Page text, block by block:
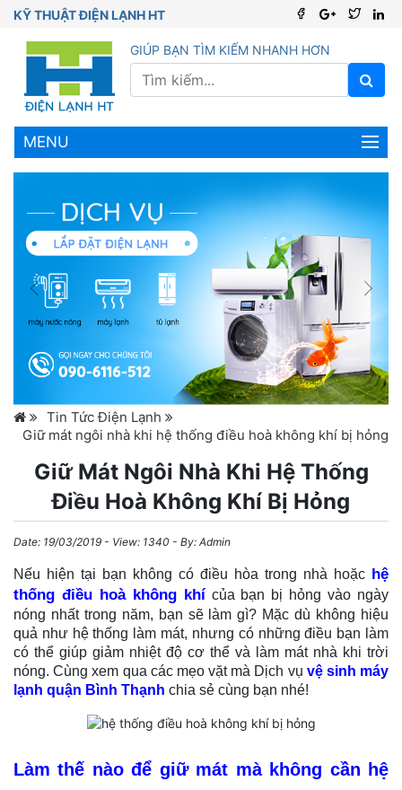
KỸ THUẬT ĐIỆN LẠNH HT
GIÚP BẠN TÌM KIẾM NHANH HƠN
MENU
Tin Tức Điện Lạnh
Giữ mát ngôi nhà khi hệ thống điều hoà không khí bị hỏng
Giữ Mát Ngôi Nhà Khi Hệ Thống
Điều Hoà Không Khí Bị Hỏng
Date: 19/03/2019 - View: 1340 - By: Admin
Nếu hiện tại bạn không có điều hòa trong nhà hoặc hệ
thống điều hoà không khícủa bạn bị hỏng vào ngày
nóng nhất trong năm, bạn sẽ làm gì? Mặc dù không hiệu
quả như hệ thống làm mát, nhưng có những điều bạn làm
có thể giúp giảm nhiệt độ cơ thể và làm mát nhà khi trời
nóng. Cùng xem qua các mẹo vặt mà Dịch vụ vệ sinh máy
lạnh quận Bình Thạnh chia sẻ cùng bạn nhé!
Làm thế nào để giữ mát mà không cần hệ